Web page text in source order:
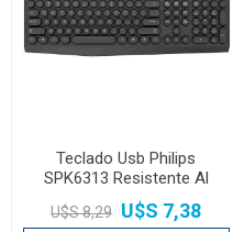
Teclado Usb Philips
SPK6313 Resistente Al
Agua
U$S 8,29 U$S 7,38